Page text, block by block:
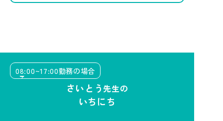
08:00~17:00勤務の場合
さいとう先生の
いちにち